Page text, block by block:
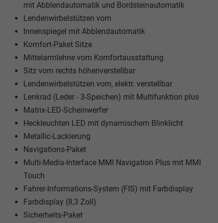
mit Abblendautomatik und Bordsteinautomatik
Lendenwirbelstützen vorn
Innenspiegel mit Abblendautomatik
Komfort-Paket Sitze
Mittelarmlehne vorn Komfortausstattung
Sitz vorn rechts höhenverstellbar
Lendenwirbelstützen vorn, elektr. verstellbar
Lenkrad (Leder - 3-Speichen) mit Multifunktion plus
Matrix-LED-Scheinwerfer
Heckleuchten LED mit dynamischem Blinklicht
Metallic-Lackierung
Navigations-Paket
Multi-Media-Interface MMI Navigation Plus mit MMI
Touch
Fahrer-Informations-System (FIS) mit Farbdisplay
Farbdisplay (8,3 Zoll)
Sicherheits-Paket